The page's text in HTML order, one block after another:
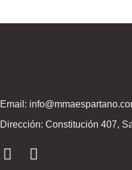
Email:
Dirección: Constitución 407,